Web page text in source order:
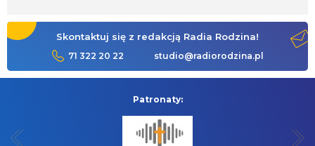
Skontaktuj się z redakcją Radia Rodzina!
71 322 20 22 studio@radiorodzina.pl
Patronaty: